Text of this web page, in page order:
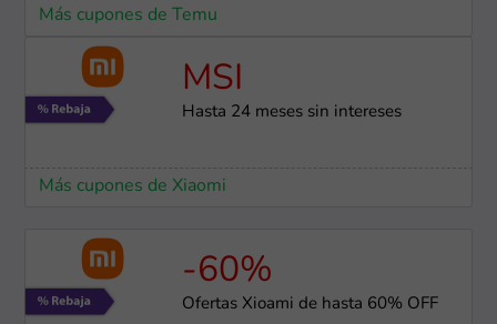
Más cupones de Temu
MSI
Hasta 24 meses sin intereses
Más cupones de Xiaomi
-60%
Ofertas Xioami de hasta 60% OFF